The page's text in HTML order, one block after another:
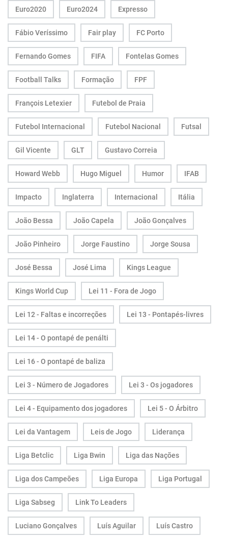
Euro2020 Euro2024 Expresso
Fábio Veríssimo Fair play FC Porto
Fernando Gomes FIFA Fontelas Gomes
Football Talks Formação FPF
François Letexier Futebol de Praia
Futebol Internacional Futebol Nacional Futsal
Gil Vicente GLT Gustavo Correia
Howard Webb Hugo Miguel Humor IFAB
Impacto Inglaterra Internacional Itália
João Bessa João Capela João Gonçalves
João Pinheiro Jorge Faustino Jorge Sousa
José Bessa José Lima Kings League
Kings World Cup Lei 11 - Fora de Jogo
Lei 12 - Faltas e incorreções Lei 13 - Pontapés-livres
Lei 14 - O pontapé de penálti
Lei 16 - O pontapé de baliza
Lei 3 - Número de Jogadores Lei 3 - Os jogadores
Lei 4 - Equipamento dos jogadores Lei 5 - O Árbitro
Lei da Vantagem Leis de Jogo Liderança
Liga Betclic Liga Bwin Liga das Nações
Liga dos Campeões Liga Europa Liga Portugal
Liga Sabseg Link To Leaders
Luciano Gonçalves Luís Aguilar Luís Castro